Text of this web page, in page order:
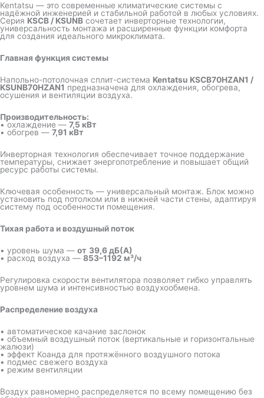
Kentatsu — это современные климатические системы с
надёжной инженерией и стабильной работой в любых условиях.
Серия KSCB / KSUNB сочетает инверторные технологии,
универсальность монтажа и расширенные функции комфорта
для создания идеального микроклимата.
Главная функция системы
Напольно-потолочная сплит-система Kentatsu KSCB70HZAN1 /
KSUNB70HZAN1 предназначена для охлаждения, обогрева,
осушения и вентиляции воздуха.
Производительность:
• охлаждение — 7,5 кВт
• обогрев — 7,91 кВт
Инверторная технология обеспечивает точное поддержание
температуры, снижает энергопотребление и повышает общий
ресурс работы системы.
Ключевая особенность — универсальный монтаж. Блок можно
установить под потолком или в нижней части стены, адаптируя
систему под особенности помещения.
Тихая работа и воздушный поток
• уровень шума — от 39,6 дБ(А)
• расход воздуха — 853–1192 м³/ч
Регулировка скорости вентилятора позволяет гибко управлять
уровнем шума и интенсивностью воздухообмена.
Распределение воздуха
• автоматическое качание заслонок
• объемный воздушный поток (вертикальные и горизонтальные
жалюзи)
• эффект Коанда для протяжённого воздушного потока
• подмес свежего воздуха
• режим вентиляции
Воздух равномерно распределяется по всему помещению без